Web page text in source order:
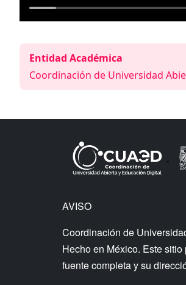
Entidad Académica
Coordinación de Universidad
AVISO
Coordinación de
Hecho en México. Este
fuente completa y su